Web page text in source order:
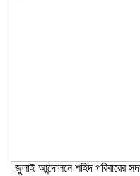
জুলাই আন্দোলনে শহিদ পরিবারের